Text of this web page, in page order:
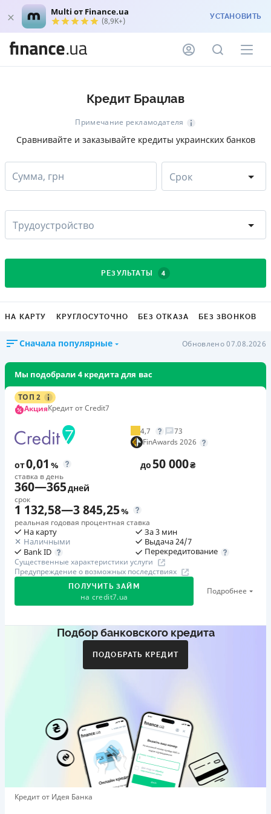
Multi от Finance.ua
(8,9K+) УСТАНОВИТЬ
Кредит Брацлав
Примечание рекламодателя
Сравнивайте и заказывайте кредиты украинских банков
Сумма, грн Срок
Трудоустройство
РЕЗУЛЬТАТЫ 4
НА КАРТУ КРУГЛОСУТОЧНО БЕЗ ОТКАЗА БЕЗ ЗВОНКОВ
Сначала популярные Обновлено 07.08.2026
Мы подобрали 4 кредита для вас
ТОП 2
АкцияКредит от Credit7
4,7
73
FinAwards 2026
от0,01 %
ставка в день
до50 000₴
360—365дней
срок
1 132,58—3 845,25%
реальная годовая процентная ставка
На карту
Наличными
Bank ID
За 3 мин
Выдача 24/7
Перекредитование
Существенные характеристики услуги
Предупреждение о возможных последствиях
ПОЛУЧИТЬ ЗАЙМ
на credit7.ua
Подробнее
Акция: «Кешбэк за друга»
друг регистрируется и получает первый кредит (от
Бронзовый призер FinAwards 2026 «Лучшая программа
лояльности»
Первый займ
от 0,01%/день до 30 000 ₴
Повторный займ
Подбор банковского кредита
ПОДОБРАТЬ КРЕДИТ
Кредит от Идея Банка